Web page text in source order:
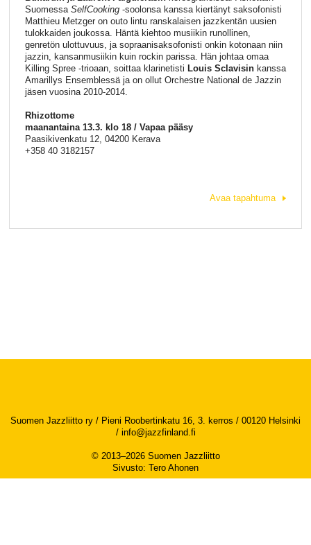
Suomessa SelfCooking-soolonsa kanssa kiertänyt saksofonisti
Matthieu Metzger on outo lintu ranskalaisen jazzkentän uusien
tulokkaiden joukossa. Häntä kiehtoo musiikin runollinen,
genretön ulottuvuus, ja sopraanisaksofonisti onkin kotonaan niin
jazzin, kansanmusiikin kuin rockin parissa. Hän johtaa omaa
Killing Spree -trioaan, soittaa klarinetisti Louis Sclavisinkanssa
Amarillys Ensemblessä ja on ollut Orchestre National de Jazzin
jäsen vuosina 2010-2014.
Rhizottome
maanantaina 13.3. klo 18 / Vapaa pääsy
Paasikivenkatu 12, 04200 Kerava
+358 40 3182157
Avaa tapahtuma
Suomen Jazzliitto ry / Pieni Roobertinkatu 16, 3. kerros / 00120 Helsinki
/ info@jazzfinland.fi
© 2013–2026 Suomen Jazzliitto
Sivusto: Tero Ahonen